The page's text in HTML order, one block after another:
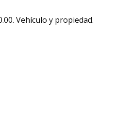
Vehículo y propiedad.